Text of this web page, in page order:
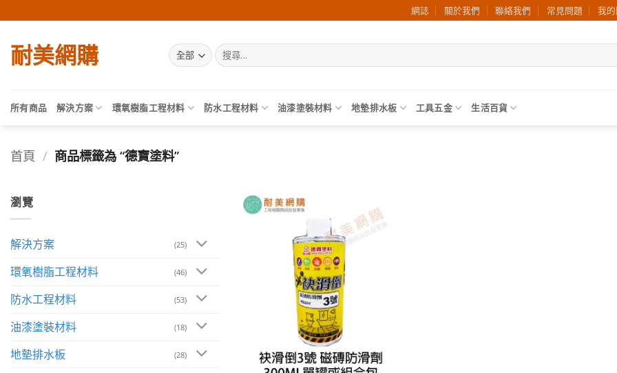
to
content
網誌 關於我們 聯絡我們 常見問題 我
耐美網購
搜
尋
字:
所有商品 解決方案 環氧樹脂工程材料 防水工程材料 油漆塗裝材料 地墊排水板 工具五金 生活百貨
首頁 / 商品標籤為 “德寶塗料”
瀏覽
解決方案 (25)
環氧樹脂工程材料 (46)
防水工程材料 (53)
油漆塗裝材料 (18)
地墊排水板 (28)